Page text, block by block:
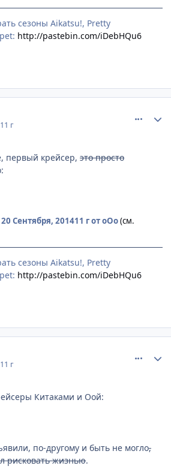
сезоны Aikatsu!, Pretty
http://pastebin.com/iDebHQu6
11 г
первый крейсер, это просто
20 Сентября, 201411 гот оОо(см.
сезоны Aikatsu!, Pretty
http://pastebin.com/iDebHQu6
11 г
Китаками и Оой:
по-другому и быть не могло,
рисковать жизнью.